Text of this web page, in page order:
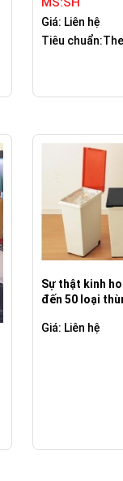
Giá: Liên hệ
Tiêu
Sự thật kinh
đến 50 loại
Giá: Liên hệ